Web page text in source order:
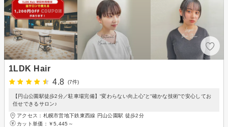
1LDK Hair
4.8
(7件)
【円山公園駅徒歩2分／駐車場完備】“変わらない向上心”と“確かな技術”で安心してお
任せできるサロン♪
アクセス：札幌市営地下鉄東西線 円山公園駅 徒歩2分
カット単価： ￥5,445～